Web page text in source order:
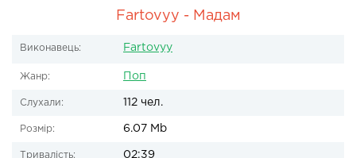
Fartovyy - Мадам
Виконавець: Fartovyy
Жанр: Поп
Слухали: 112 чел.
Розмір: 6.07 Mb
Тривалість: 02:39